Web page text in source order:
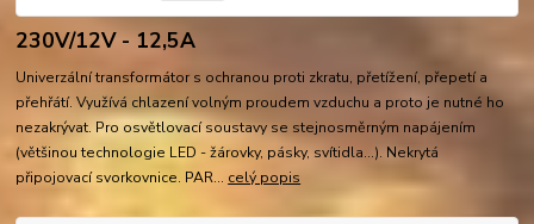
230V/12V - 12,5A
Univerzální transformátor s ochranou proti zkratu, přetížení, přepetí a
přehřátí. Využívá chlazení volným proudem vzduchu a proto je nutné ho
nezakrývat. Pro osvětlovací soustavy se stejnosměrným napájením
(většinou technologie LED - žárovky, pásky, svítidla...). Nekrytá
připojovací svorkovnice. PAR... celý popis